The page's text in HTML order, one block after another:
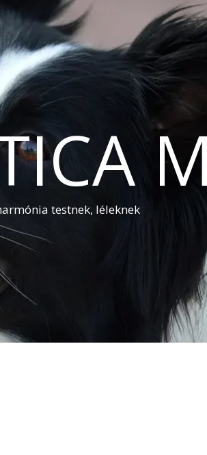
testnek, léleknek